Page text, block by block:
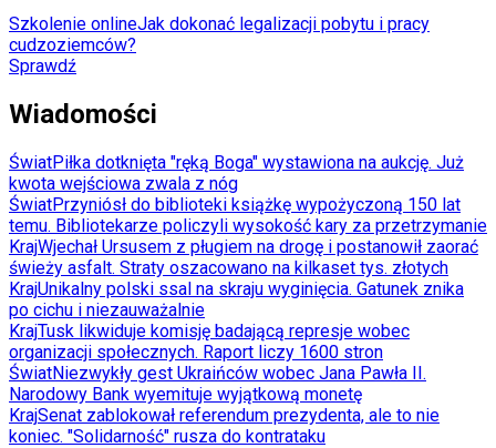
Szkolenie onlineJak dokonać legalizacji pobytu i pracy
cudzoziemców?
Sprawdź
Wiadomości
ŚwiatPiłka dotknięta "ręką Boga" wystawiona na aukcję. Już
kwota wejściowa zwala z nóg
ŚwiatPrzyniósł do biblioteki książkę wypożyczoną 150 lat
temu. Bibliotekarze policzyli wysokość kary za przetrzymanie
KrajWjechał Ursusem z pługiem na drogę i postanowił zaorać
świeży asfalt. Straty oszacowano na kilkaset tys. złotych
KrajUnikalny polski ssal na skraju wyginięcia. Gatunek znika
po cichu i niezauważalnie
KrajTusk likwiduje komisję badającą represje wobec
organizacji społecznych. Raport liczy 1600 stron
ŚwiatNiezwykły gest Ukraińców wobec Jana Pawła II.
Narodowy Bank wyemituje wyjątkową monetę
KrajSenat zablokował referendum prezydenta, ale to nie
koniec. "Solidarność" rusza do kontrataku